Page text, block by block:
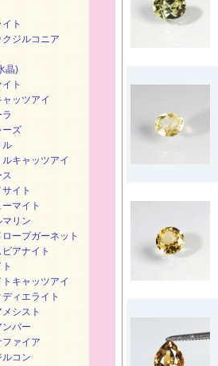
ト
ジルコニア
晶)
ト
ッツアイ
ーズ
ル
キャッツアイ
ス
イト
マイト
マリン
ープガーネット
アナイト
キャッツアイ
ィエライト
シスト
ンバー
ァイア
ルコン